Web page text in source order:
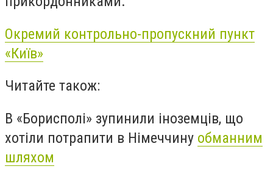
Окремий контрольно-пропускний пункт
«Київ»
Читайте також:
В «Борисполі» зупинили іноземців, що
хотіли потрапити в Німеччину обманним
шляхом